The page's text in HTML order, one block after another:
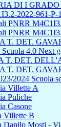
DI I
2022-961-P-
PNRR
PNRR
T. DET.
4.0 Next
T. DET.
T. DET.
2024 Scuola
Villette A
Puliche
Casone
Villette B
Danilo Mosti -